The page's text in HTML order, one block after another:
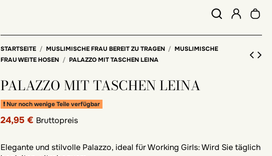
STARTSEITE MUSLIMISCHE FRAU BEREIT ZU TRAGEN
MUSLIMISCHE
FRAU WEITE HOSEN
PALAZZO MIT TASCHEN LEINA
PALAZZO MIT TASCHEN LEINA
Nur noch wenige Teile verfügbar
24,95 € Bruttopreis
Elegante und stilvolle Palazzo, ideal für Working Girls: Wird Sie täglich